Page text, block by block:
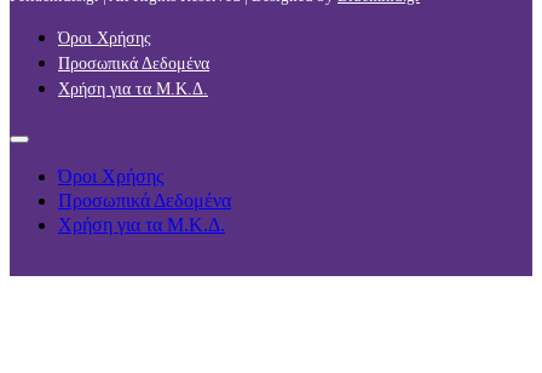
Όροι Χρήσης
Προσωπικά Δεδομένα
Χρήση για τα Μ.Κ.Δ.
Όροι Χρήσης
Προσωπικά Δεδομένα
Χρήση για τα Μ.Κ.Δ.